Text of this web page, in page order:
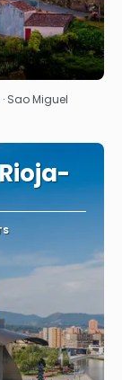
Sao Miguel